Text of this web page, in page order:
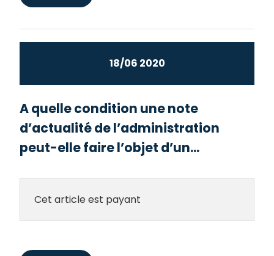
18/06 2020
A quelle condition une note
d’actualité de l’administration
peut-elle faire l’objet d’un...
Cet article est payant